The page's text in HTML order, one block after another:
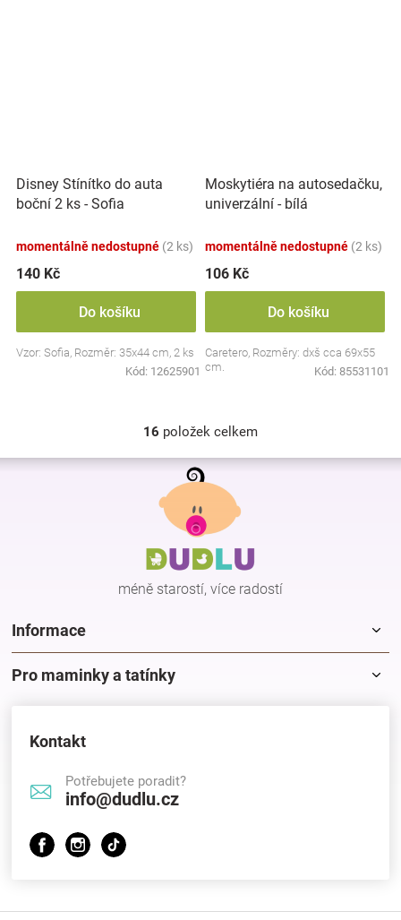
Disney Stínítko do auta
boční 2 ks - Sofia
momentálně nedostupné (2 ks)
140 Kč
Do košíku
Vzor: Sofia, Rozměr: 35x44 cm, 2 ks
Kód: 12625901
Moskytiéra na autosedačku,
univerzální - bílá
momentálně nedostupné (2 ks)
106 Kč
Do košíku
Caretero, Rozměry: dxš cca 69x55
cm.
Kód: 85531101
O
v
l
d
a
c
í
p
r
16 položek celkem
Z
méně starostí, více radostí
Informace
Pro maminky a tatínky
Kontakt
Potřebujete poradit?
info@dudlu.cz